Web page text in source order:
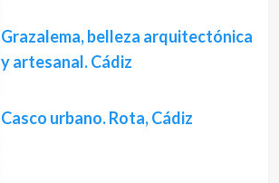
Grazalema, belleza arquitectónica
y artesanal. Cádiz
Casco urbano. Rota, Cádiz